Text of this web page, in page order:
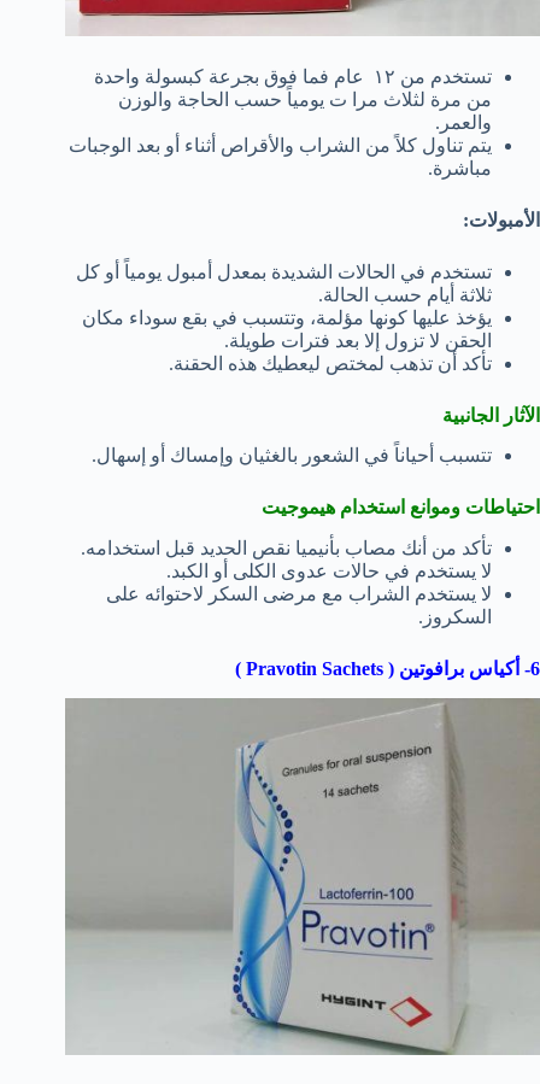
تستخدم من ١٢ عام فما فوق بجرعة كبسولة واحدة
من مرة لثلاث مرا ت يومياً حسب الحاجة والوزن
والعمر.
يتم تناول كلاً من الشراب والأقراص أثناء أو بعد الوجبات
مباشرة.
الأمبولات:
تستخدم في الحالات الشديدة بمعدل أمبول يومياً أو كل
ثلاثة أيام حسب الحالة.
يؤخذ عليها كونها مؤلمة، وتتسبب في بقع سوداء مكان
الحقن لا تزول إلا بعد فترات طويلة.
تأكد أن تذهب لمختص ليعطيك هذه الحقنة.
الآثار الجانبية
تتسبب أحياناً في الشعور بالغثيان وإمساك أو إسهال.
احتياطات وموانع استخدام هيموجيت
تأكد من أنك مصاب بأنيميا نقص الحديد قبل استخدامه.
لا يستخدم في حالات عدوى الكلى أو الكبد.
لا يستخدم الشراب مع مرضى السكر لاحتوائه على
السكروز.
6- أكياس برافوتين ( Pravotin Sachets )